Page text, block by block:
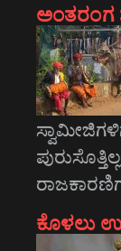
ಅಂತರಂಗ
ಕೊಳಲು